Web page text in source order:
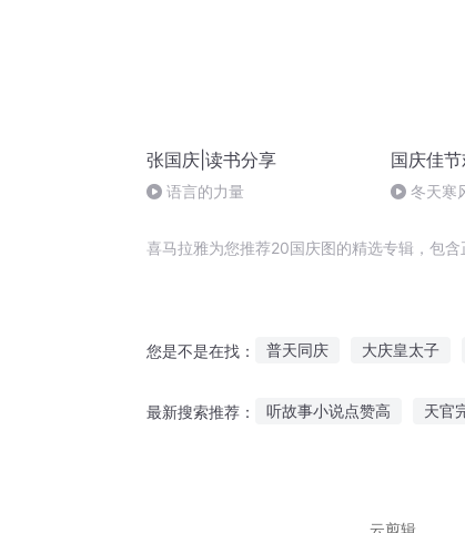
张国庆|读书分享
语言的力量
国庆佳
冬天寒
喜马拉雅为您推荐20国庆图的精选专辑，包
您是不是在找： 普天同庆 大庆皇太子
最新搜索推荐： 听故事小说点赞高 天官
云剪辑